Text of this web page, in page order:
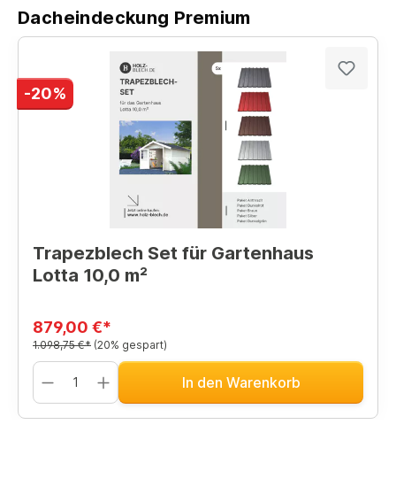
Dacheindeckung Premium
-20%
Trapezblech Set für Gartenhaus
Lotta 10,0 m²
879,00 €*
1.098,75 €* (20% gespart)
In den Warenkorb